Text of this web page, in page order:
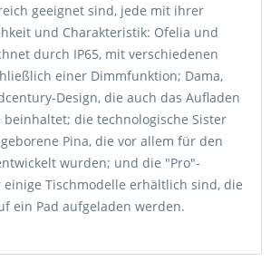
geeignet sind, jede mit ihrer
und Charakteristik: Ofelia und
durch IP65, mit verschiedenen
einer Dimmfunktion; Dama,
Design, die auch das Aufladen
die technologische Sister
Pina, die vor allem für den
wurden; und die "Pro"-
Tischmodelle erhältlich sind, die
ein Pad aufgeladen werden.